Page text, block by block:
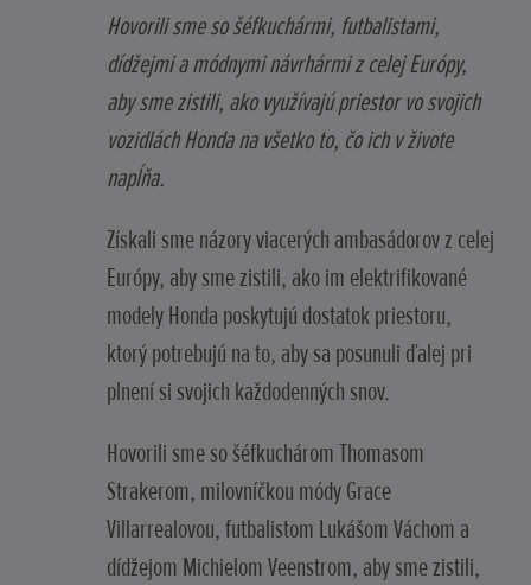
Hovorili sme so šéfkuchármi, futbalistami,
dídžejmi a módnymi návrhármi z celej Európy,
aby sme zistili, ako využívajú priestor vo svojich
vozidlách Honda na všetko to, čo ich v živote
napĺňa.
Získali sme názory viacerých ambasádorov z celej
Európy, aby sme zistili, ako im elektrifikované
modely Honda poskytujú dostatok priestoru,
ktorý potrebujú na to, aby sa posunuli ďalej pri
plnení si svojich každodenných snov.
Hovorili sme so šéfkuchárom Thomasom
Strakerom, milovníčkou módy Grace
Villarrealovou, futbalistom Lukášom Váchom a
dídžejom Michielom Veenstrom, aby sme zistili,